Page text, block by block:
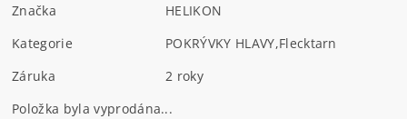
Značka
HELIKON
Kategorie
POKRÝVKY HLAVY,Flecktarn
Záruka
2 roky
Položka byla vyprodána...